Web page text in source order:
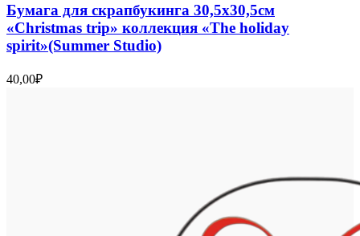
Бумага для скрапбукинга 30,5х30,5см
«Christmas trip» коллекция «The holiday
spirit»(Summer Studio)
40,00₽